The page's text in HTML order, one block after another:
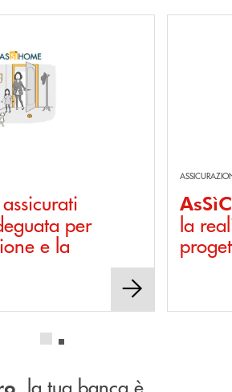
per
e la
la
, la tua banca è